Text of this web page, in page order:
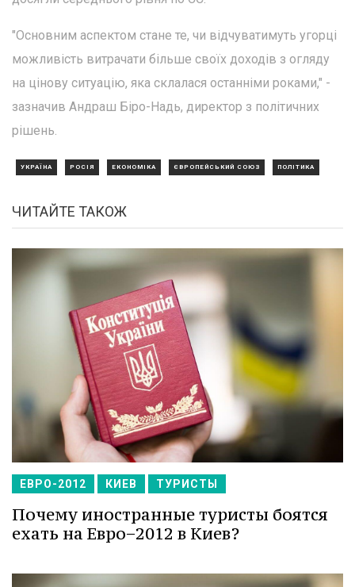
"Основним аспектом стане те, чи відчуватимуть угорці
можливість витрачати більше своїх доходів з огляду
на цінову ситуацію, яка склалася останніми роками," -
зазначив Андраш Біро-Надь, директор з політичних
рішень.
УКРАЇНА РОСІЯ ЕКОНОМІКА ЄВРОПЕЙСЬКИЙ СОЮЗ ПОЛІТИКА
ЧИТАЙТЕ ТАКОЖ
ЕВРО-2012 КИЕВ ТУРИСТЫ
Почему иностранные туристы боятся
ехать на Евро−2012 в Киев?